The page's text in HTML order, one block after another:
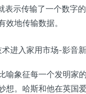
示传输了一个数字
地传输数据。
喻象征每一个发明家
想。哈斯和他在英国